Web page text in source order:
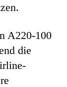
A220-100
die